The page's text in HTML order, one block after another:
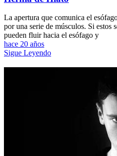
La apertura que comunica el
por una serie de músculos. Si estos
pueden fluir hacia el esófago y
hace 20 años
Sigue Leyendo